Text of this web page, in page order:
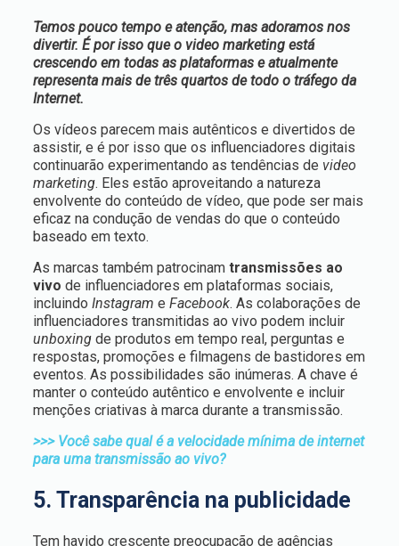
Temos pouco tempo e atenção, mas adoramos nos
divertir. É por isso que o video marketing está
crescendo em todas as plataformas e atualmente
representa mais de três quartos de todo o tráfego da
Internet.
Os vídeos parecem mais autênticos e divertidos de
assistir, e é por isso que os influenciadores digitais
continuarão experimentando as tendências de video
marketing. Eles estão aproveitando a natureza
envolvente do conteúdo de vídeo, que pode ser mais
eficaz na condução de vendas do que o conteúdo
baseado em texto.
As marcas também patrocinam transmissões ao
vivo de influenciadores em plataformas sociais,
incluindo Instagram e Facebook. As colaborações de
influenciadores transmitidas ao vivo podem incluir
unboxing de produtos em tempo real, perguntas e
respostas, promoções e filmagens de bastidores em
eventos. As possibilidades são inúmeras. A chave é
manter o conteúdo autêntico e envolvente e incluir
menções criativas à marca durante a transmissão.
>>> Você sabe qual é a velocidade mínima de internet
para uma transmissão ao vivo?
5. Transparência na publicidade
Tem havido crescente preocupação de agências